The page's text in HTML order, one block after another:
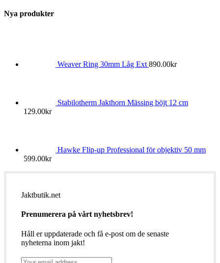
Nya produkter
Weaver Ring 30mm Låg Ext 890.00kr
Stabilotherm Jakthorn Mässing böjt 12 cm
129.00kr
Hawke Flip-up Professional för objektiv 50 mm
599.00kr
Jaktbutik.net
Prenumerera på vårt nyhetsbrev!
Håll er uppdaterade och få e-post om de senaste
nyheterna inom jakt!